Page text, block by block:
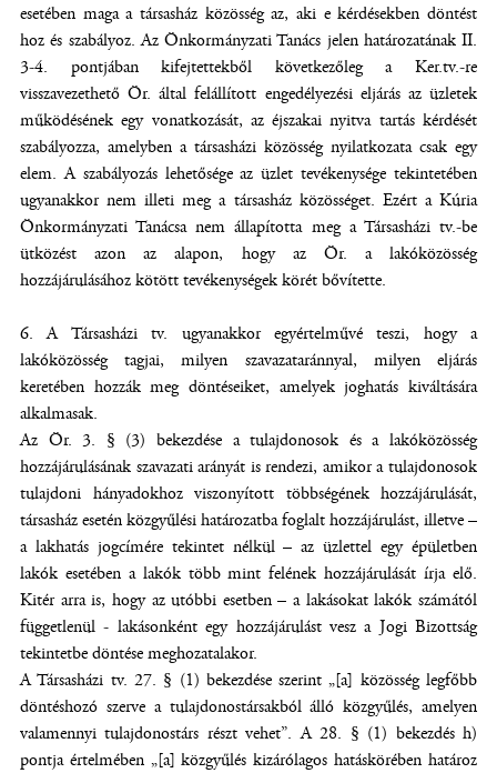
esetében maga a társasház közösség az, aki e kérdésekben döntést
hoz és szabályoz. Az Önkormányzati Tanács jelen határozatának II.
3-4. pontjában kifejtettekből következőleg a Ker.tv.-re
visszavezethető Ör. által felállított engedélyezési eljárás az üzletek
működésének egy vonatkozását, az éjszakai nyitva tartás kérdését
szabályozza, amelyben a társasházi közösség nyilatkozata csak egy
elem. A szabályozás lehetősége az üzlet tevékenysége tekintetében
ugyanakkor nem illeti meg a társasház közösséget. Ezért a Kúria
Önkormányzati Tanácsa nem állapította meg a Társasházi tv.-be
ütközést azon az alapon, hogy az Ör. a lakóközösség
hozzájárulásához kötött tevékenységek körét bővítette.
6. A Társasházi tv. ugyanakkor egyértelművé teszi, hogy a
lakóközösség tagjai, milyen szavazataránnyal, milyen eljárás
keretében hozzák meg döntéseiket, amelyek joghatás kiváltására
alkalmasak.
Az Ör. 3. § (3) bekezdése a tulajdonosok és a lakóközösség
hozzájárulásának szavazati arányát is rendezi, amikor a tulajdonosok
tulajdoni hányadokhoz viszonyított többségének hozzájárulását,
társasház esetén közgyűlési határozatba foglalt hozzájárulást, illetve –
a lakhatás jogcímére tekintet nélkül – az üzlettel egy épületben
lakók esetében a lakók több mint felének hozzájárulását írja elő.
Kitér arra is, hogy az utóbbi esetben – a lakásokat lakók számától
függetlenül - lakásonként egy hozzájárulást vesz a Jogi Bizottság
tekintetbe döntése meghozatalakor.
A Társasházi tv. 27. § (1) bekezdése szerint „[a] közösség legfőbb
döntéshozó szerve a tulajdonostársakból álló közgyűlés, amelyen
valamennyi tulajdonostárs részt vehet”. A 28. § (1) bekezdés h)
pontja értelmében „[a] közgyűlés kizárólagos hatáskörében határoz